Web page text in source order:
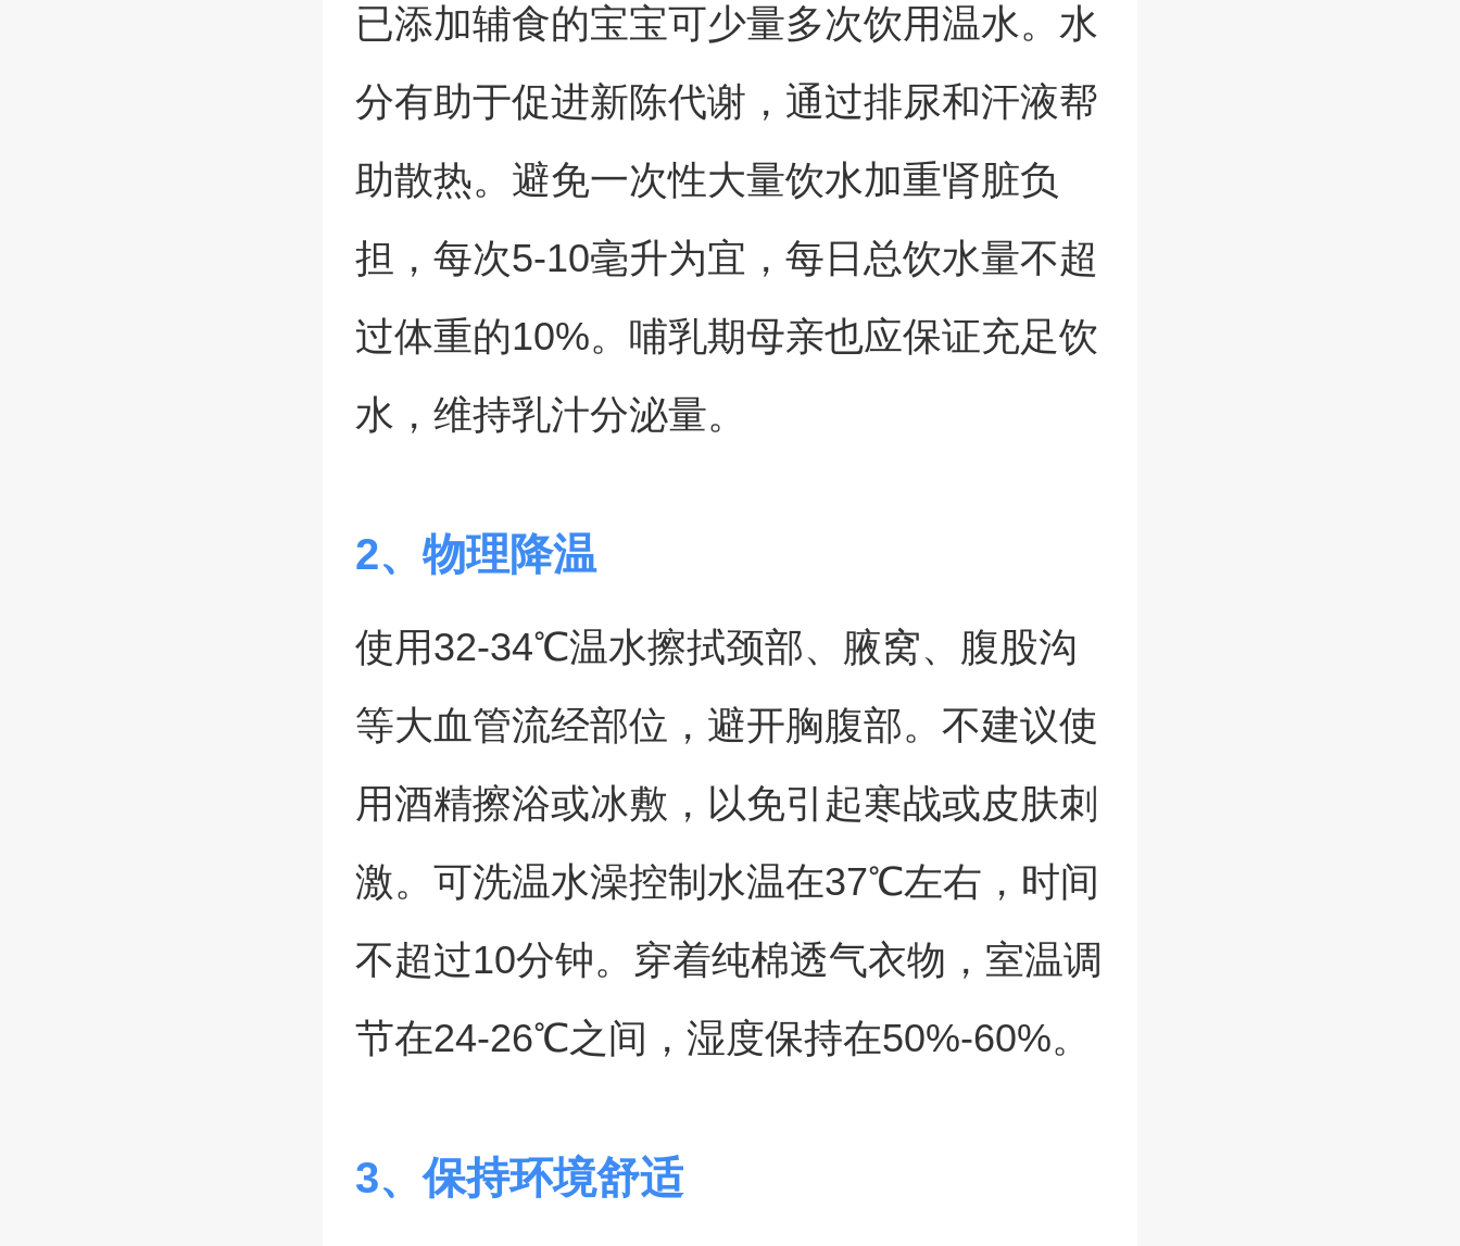
已添加辅食的宝宝可少量多次饮用温水。水
分有助于促进新陈代谢，通过排尿和汗液帮
助散热。避免一次性大量饮水加重肾脏负
担，每次5-10毫升为宜，每日总饮水量不超
过体重的10%。哺乳期母亲也应保证充足饮
水，维持乳汁分泌量。
2、物理降温
使用32-34℃温水擦拭颈部、腋窝、腹股沟
等大血管流经部位，避开胸腹部。不建议使
用酒精擦浴或冰敷，以免引起寒战或皮肤刺
激。可洗温水澡控制水温在37℃左右，时间
不超过10分钟。穿着纯棉透气衣物，室温调
节在24-26℃之间，湿度保持在50%-60%。
3、保持环境舒适